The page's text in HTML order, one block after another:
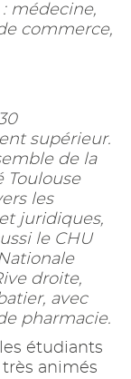
médecine,
commerce,
supérieur.
de la
Toulouse
les
juridiques,
le CHU
droite,
avec
pharmacie.
étudiants
animés